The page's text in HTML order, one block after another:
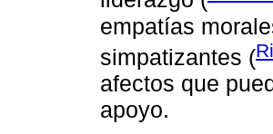
empatías
simpatizantes (
afectos que
apoyo.